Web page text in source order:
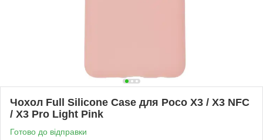
Чохол Full Silicone Case для Poco X3 / X3 NFC
/ X3 Pro Light Pink
Готово до відправки